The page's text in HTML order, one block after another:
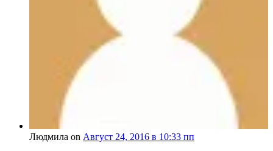
Людмила on Август 24, 2016 в 10:33 пп